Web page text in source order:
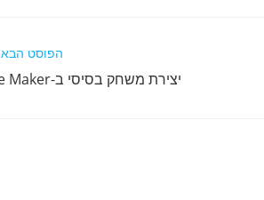
הפוסט הבא
יצירת משחק בסיסי ב-Game Maker